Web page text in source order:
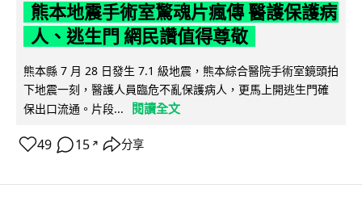
熊本地震手術室驚魂片瘋傳 醫護保護病
人、逃生門 網民讚值得尊敬
熊本縣 7 月 28 日發生 7.1 級地震，熊本綜合醫院手術室鏡頭拍
下地震一刻，醫護人員臨危不亂保護病人，更馬上開逃生門確
保出口流通。片段...
閱讀全文
49 15 ↗ 分享